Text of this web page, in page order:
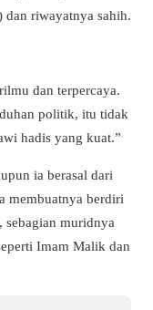
dan riwayatnya sahih.
dan terpercaya.
politik, itu tidak
hadis yang kuat.”
ia berasal dari
membuatnya berdiri
sebagian muridnya
Imam Malik dan